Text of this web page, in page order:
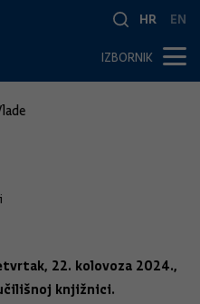
HR EN
IZBORNIK
22. kolovoza 2024.,
knjižnici.